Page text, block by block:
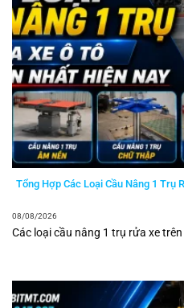
Tổng Hợp Các Loại Cầu Nâng 1 Trụ
08/08/2026
Các loại cầu nâng 1 trụ rửa xe